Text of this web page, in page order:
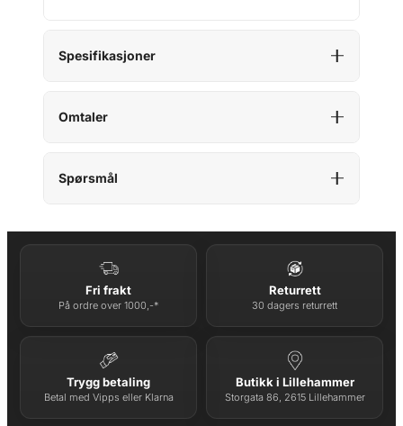
Spesifikasjoner
Omtaler
Spørsmål
Fri frakt
På ordre over 1000,-*
Returrett
30 dagers returrett
Trygg betaling
Betal med Vipps eller Klarna
Butikk i Lillehammer
Storgata 86, 2615 Lillehammer